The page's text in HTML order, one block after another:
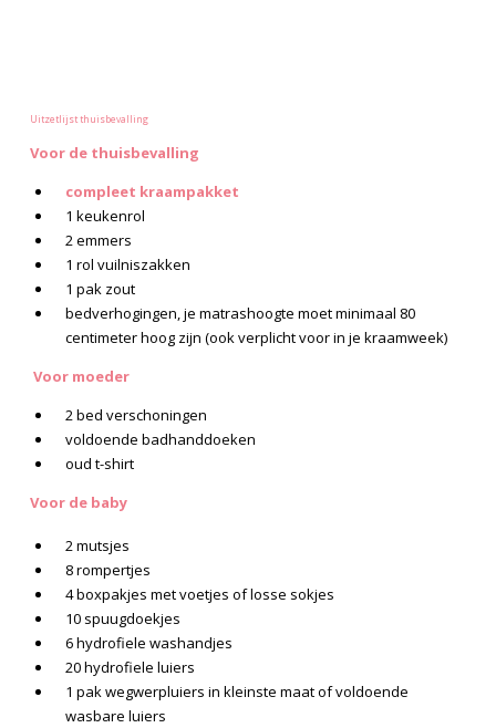
Uitzetlijst thuisbevalling
Voor de thuisbevalling
compleet kraampakket
1 keukenrol
2 emmers
1 rol vuilniszakken
1 pak zout
bedverhogingen, je matrashoogte moet minimaal 80
centimeter hoog zijn (ook verplicht voor in je kraamweek)
Voor moeder
2 bed verschoningen
voldoende badhanddoeken
oud t-shirt
Voor de baby
2 mutsjes
8 rompertjes
4 boxpakjes met voetjes of losse sokjes
10 spuugdoekjes
6 hydrofiele washandjes
20 hydrofiele luiers
1 pak wegwerpluiers in kleinste maat of voldoende
wasbare luiers